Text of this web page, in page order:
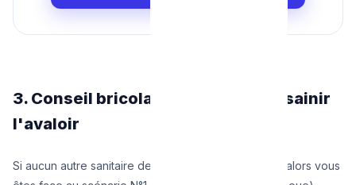
3. Conseil bricolage : comment assainir
l'avaloir
Si aucun autre sanitaire de la maison ne se bouche, alors vous